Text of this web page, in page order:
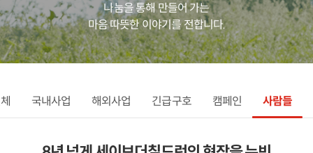
나눔을 통해 만들어 가는
마음 따뜻한 이야기를 전합니다.
국내사업 해외사업 긴급구호 캠페인 사람들